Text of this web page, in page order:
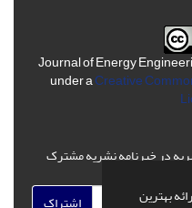
بهترین
Journal of Energy
under aCreative
در خبرنامه نشریه مشترک
اشتراک